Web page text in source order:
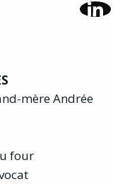
mère Andrée
four